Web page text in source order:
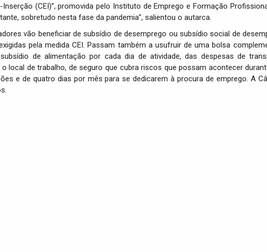
(CEI)”, promovida pelo Instituto de Emprego e Formação
sobretudo nesta fase da pandemia”, salientou o autarca.
vão beneficiar de subsídio de desemprego ou subsídio social de
pela medida CEI. Passam também a usufruir de uma bolsa
de alimentação por cada dia de atividade, das despesas de
local de trabalho, de seguro que cubra riscos que possam acontecer
e de quatro dias por mês para se dedicarem à procura de emprego. A